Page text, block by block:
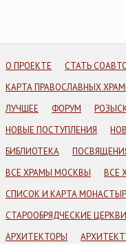
О ПРОЕКТЕ СТАТЬ
КАРТА ПРАВОСЛАВНЫХ
ЛУЧШЕЕ
ФОРУМ
НОВЫЕ ПОСТУПЛЕНИЯ
БИБЛИОТЕКА
ВСЕ ХРАМЫ МОСКВЫ
ВСЕ
СПИСОК И КАРТА
СТАРООБРЯДЧЕСКИЕ ЦЕРКВИ
АРХИТЕКТОРЫ